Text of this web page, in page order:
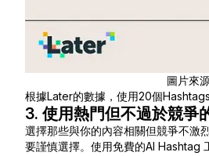
圖片來
根據Later的數據，使用20個
3. 使用熱門但不過於競爭
選擇那些與你的內容相關但競爭不激
要謹慎選擇。 使用免費的AI Hashtag